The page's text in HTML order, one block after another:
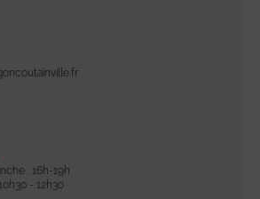
: 16h-19h
- 12h30